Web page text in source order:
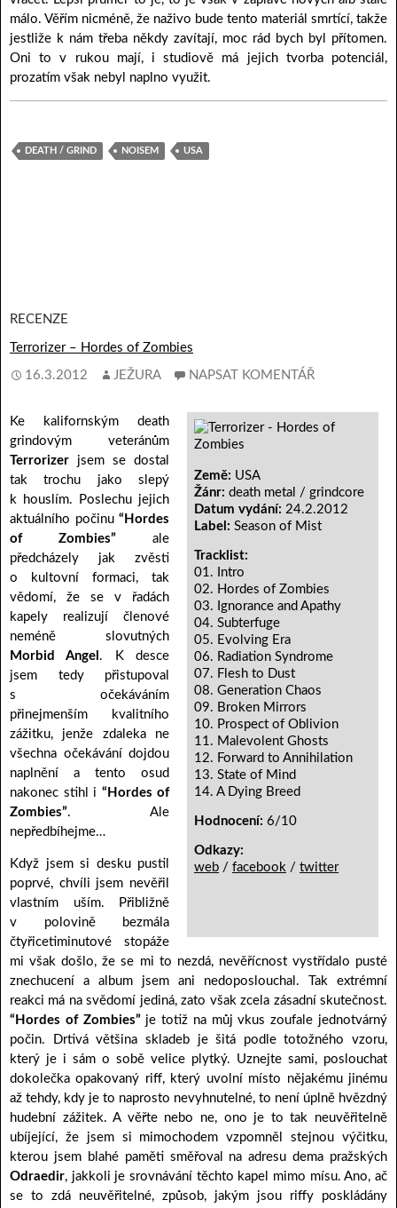
málo. Věřím nicméně, že naživo bude tento materiál smrtící, takže
jestliže k nám třeba někdy zavítají, moc rád bych byl přítomen.
Oni to v rukou mají, i studiově má jejich tvorba potenciál,
prozatím však nebyl naplno využit.
DEATH / GRIND NOISEM USA
RECENZE
Terrorizer – Hordes of Zombies
16.3.2012 JEŽURA NAPSAT KOMENTÁŘ
Země: USA
Žánr: death metal / grindcore
Datum vydání: 24.2.2012
Label: Season of Mist
Tracklist:
01. Intro
02. Hordes of Zombies
03. Ignorance and Apathy
04. Subterfuge
05. Evolving Era
06. Radiation Syndrome
07. Flesh to Dust
08. Generation Chaos
09. Broken Mirrors
10. Prospect of Oblivion
11. Malevolent Ghosts
12. Forward to Annihilation
13. State of Mind
14. A Dying Breed
Hodnocení: 6/10
Odkazy:
web / facebook / twitter
Ke kalifornským death
grindovým veteránům
Terrorizer jsem se dostal
tak trochu jako slepý
k houslím. Poslechu jejich
aktuálního počinu “Hordes
of Zombies” ale
předcházely jak zvěsti
o kultovní formaci, tak
vědomí, že se v řadách
kapely realizují členové
neméně slovutných
Morbid Angel . K desce
jsem tedy přistupoval
s očekáváním
přinejmenším kvalitního
zážitku, jenže zdaleka ne
všechna očekávání dojdou
naplnění a tento osud
nakonec stihl i “Hordes of
Zombies”. Ale
nepředbíhejme…
Když jsem si desku pustil
poprvé, chvíli jsem nevěřil
vlastním uším. Přibližně
v polovině bezmála
čtyřicetiminutové stopáže
mi však došlo, že se mi to nezdá, nevěřícnost vystřídalo pusté
znechucení a album jsem ani nedoposlouchal. Tak extrémní
reakci má na svědomí jediná, zato však zcela zásadní skutečnost.
“Hordes of Zombies”je totiž na můj vkus zoufale jednotvárný
počin. Drtivá většina skladeb je šitá podle totožného vzoru,
který je i sám o sobě velice plytký. Uznejte sami, poslouchat
dokolečka opakovaný riff, který uvolní místo nějakému jinému
až tehdy, kdy je to naprosto nevyhnutelné, to není úplně hvězdný
hudební zážitek. A věřte nebo ne, ono je to tak neuvěřitelně
ubíjející, že jsem si mimochodem vzpomněl stejnou výčitku,
kterou jsem blahé paměti směřoval na adresu dema pražských
Odraedir, jakkoli je srovnávání těchto kapel mimo mísu. Ano, ač
se to zdá neuvěřitelné, způsob, jakým jsou riffy poskládány